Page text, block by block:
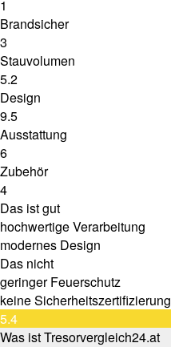
1
Brandsicher
3
Stauvolumen
5.2
Design
9.5
Ausstattung
6
Zubehör
4
Das ist gut
hochwertige Verarbeitung
modernes Design
Das nicht
geringer Feuerschutz
keine Sicherheitszertifizierung
5.4
Was ist Tresorvergleich24.at